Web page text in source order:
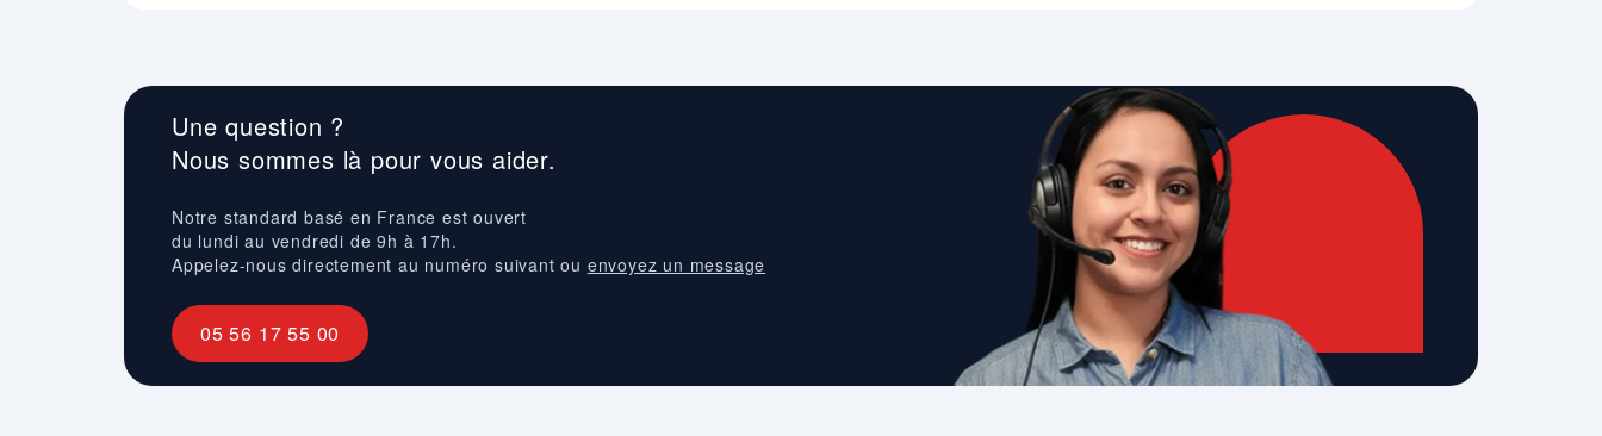
Une question ?
Nous sommes là pour vous aider.
Notre standard basé en France est ouvert
du lundi au vendredi de 9h à 17h.
Appelez-nous directement au numéro suivant ou envoyez un message
05 56 17 55 00